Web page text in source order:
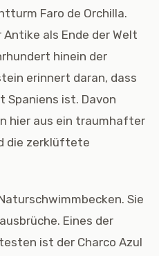
Faro de Orchilla.
als Ende der Welt
hinein der
erinnert daran, dass
Spaniens ist. Davon
hier aus ein traumhafter
die zerklüftete
Sie
Eines der
ist der Charco Azul